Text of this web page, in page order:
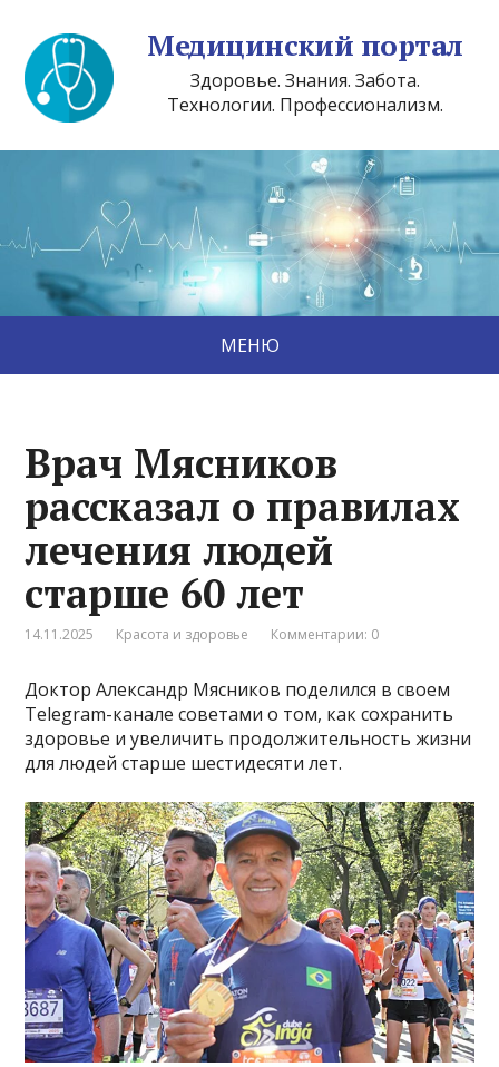
Медицинский портал
Здоровье. Знания. Забота.
Технологии. Профессионализм.
МЕНЮ
Врач Мясников
рассказал о правилах
лечения людей
старше 60 лет
14.11.2025 Красота и здоровье Комментарии: 0
Доктор Александр Мясников поделился в своем
Telegram-канале советами о том, как сохранить
здоровье и увеличить продолжительность жизни
для людей старше шестидесяти лет.